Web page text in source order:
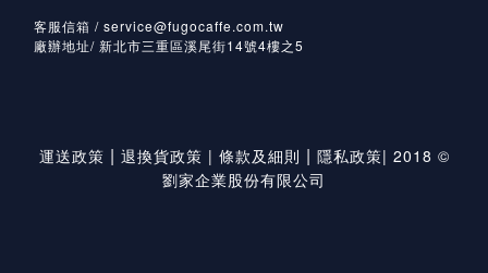
客服信箱 / service@fugocaffe.com.tw
廠辦地址/ 新北市三重區溪尾街14號4樓之5
運送政策 | 退換貨政策 | 條款及細則 | 隱私政策| 2018 ©
劉家企業股份有限公司